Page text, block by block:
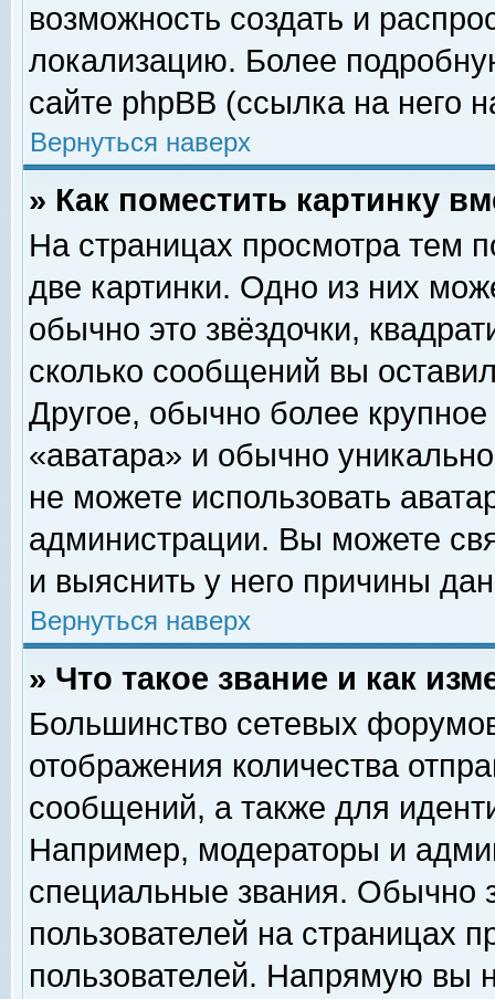
возможность создать и
локализацию. Более
сайте phpBB (ссылка на него
Вернуться наверх
» Как поместить картинку
На страницах просмотра тем
две картинки. Одно из них
обычно это звёздочки,
сколько сообщений вы
Другое, обычно более
«аватара» и обычно
не можете использовать
администрации. Вы можете
и выяснить у него причины
Вернуться наверх
» Что такое звание и как
Большинство сетевых
отображения количества
сообщений, а также для
Например, модераторы и
специальные звания. Обычно
пользователей на страницах
пользователей. Напрямую вы